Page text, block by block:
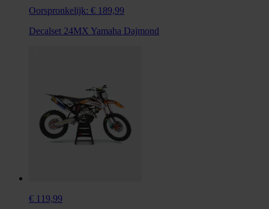
Oorspronkelijk: € 189,99
Decalset 24MX Yamaha Dajmond
€ 119,99